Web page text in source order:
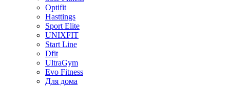
Optifit
Hasttings
Sport Elite
UNIXFIT
Start Line
Dfit
UltraGym
Evo Fitness
Для дома